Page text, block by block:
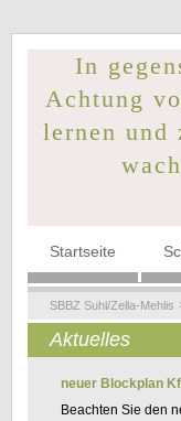
In
Achtung
lernen und
Navigation
Startseite
SBBZ Suhl/Zella-Mehlis
Aktuelles
neuer Blockplan
Beachten Sie den